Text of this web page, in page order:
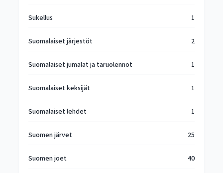
Sukellus 1
Suomalaiset järjestöt 2
Suomalaiset jumalat ja taruolennot 1
Suomalaiset keksijät 1
Suomalaiset lehdet 1
Suomen järvet 25
Suomen joet 40